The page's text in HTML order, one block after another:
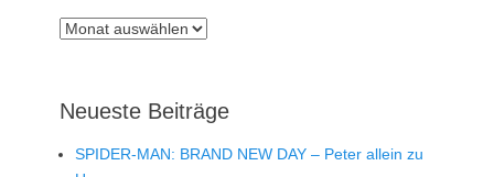
Archiv
Neueste Beiträge
SPIDER-MAN: BRAND NEW DAY – Peter allein zu